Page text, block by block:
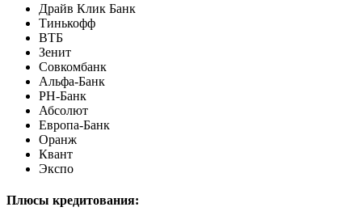
Драйв Клик Банк
Тинькофф
ВТБ
Зенит
Совкомбанк
Альфа-Банк
РН-Банк
Абсолют
Европа-Банк
Оранж
Квант
Экспо
Плюсы кредитования: